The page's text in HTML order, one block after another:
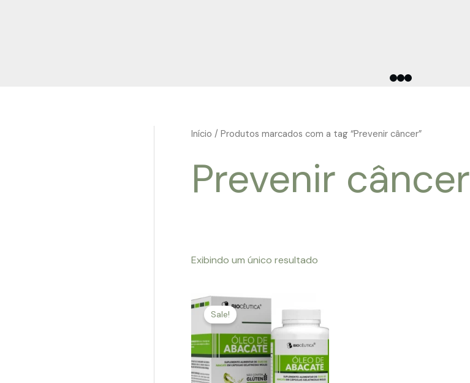
Início / Produtos marcados com a tag “Prevenir câncer”
Prevenir câncer
Exibindo um único resultado
Sale!